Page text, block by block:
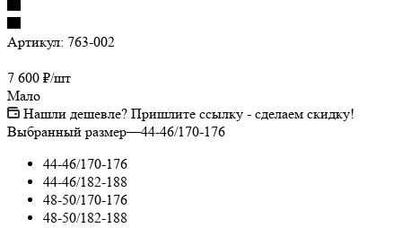
Артикул: 763-002
7 600 ₽/шт
Мало
Нашли дешевле? Пришлите ссылку - сделаем скидку!
Выбранный размер—44-46/170-176
44-46/170-176
44-46/182-188
48-50/170-176
48-50/182-188